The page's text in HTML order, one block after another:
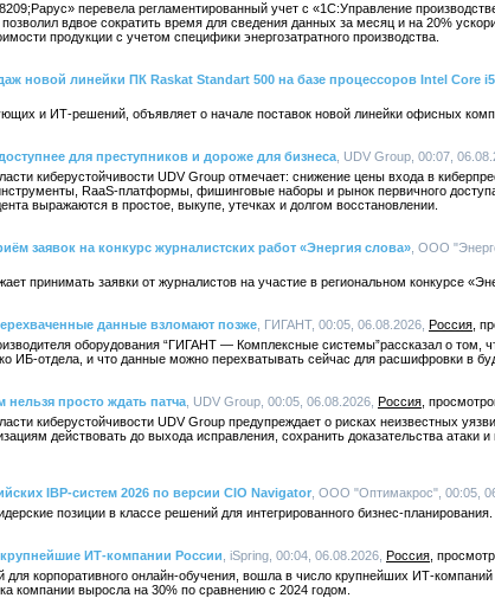
перевела регламентированный учет с «1С:Управление
вдвое сократить время для сведения данных за месяц и на 20%
продукции с учетом специфики энергозатратного производства.
новой линейки ПК Raskat Standart 500 на базе процессоров Intel Core i5
и ИТ-решений, объявляет о начале поставок новой линейки офисных
для преступников и дороже для бизнеса , UDV Group, 00:07,
киберустойчивости UDV Group отмечает: снижение цены входа в
RaaS-платформы, фишинговые наборы и рынок первичного
выражаются в простое, выкупе, утечках и долгом восстановлении.
заявок на конкурс журналистских работ «Энергия слова» , ООО
принимать заявки от журналистов на участие в региональном конкурсе
данные взломают позже , ГИГАНТ, 00:05, 06.08.2026, Россия
оборудования “ГИГАНТ — Комплексные системы”рассказал о том,
ИБ-отдела, и что данные можно перехватывать сейчас для расшифровки в
просто ждать патча , UDV Group, 00:05, 06.08.2026, Россия
киберустойчивости UDV Group предупреждает о рисках неизвестных
действовать до выхода исправления, сохранить доказательства атаки
IBP-систем 2026 по версии CIO Navigator , ООО "Оптимакрос", 00:05,
позиции в классе решений для интегрированного бизнес-планирования.
ИТ-компании России , iSpring, 00:04, 06.08.2026, Россия
для корпоративного онлайн-обучения, вошла в число крупнейших ИТ-
компании выросла на 30% по сравнению с 2024 годом.